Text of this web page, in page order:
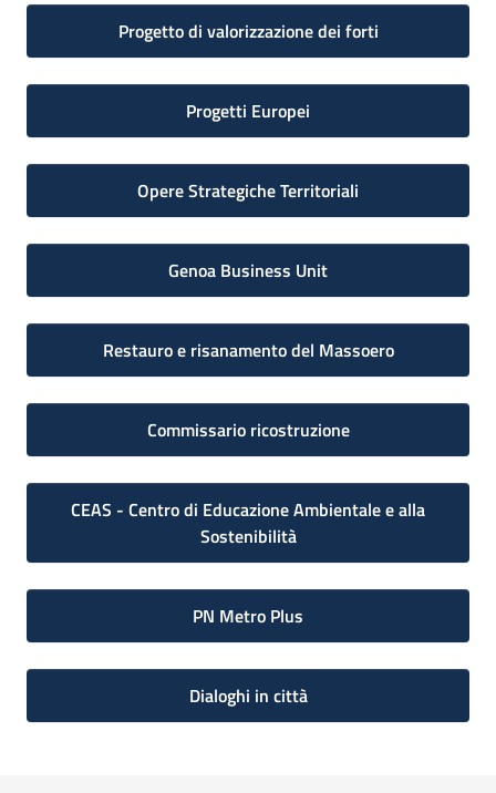
Progetto di valorizzazione dei forti
Progetti Europei
Opere Strategiche Territoriali
Genoa Business Unit
Restauro e risanamento del Massoero
Commissario ricostruzione
CEAS - Centro di Educazione Ambientale e alla
Sostenibilità
PN Metro Plus
Dialoghi in città